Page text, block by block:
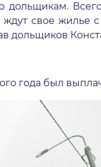
дольщикам.
свое
дольщиков
года был